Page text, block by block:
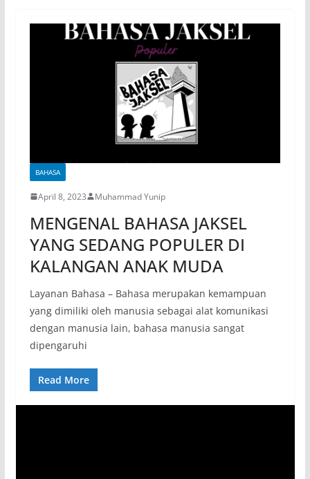
BAHASA
April 8, 2023 Muhammad Yunip
MENGENAL BAHASA JAKSEL
YANG SEDANG POPULER DI
KALANGAN ANAK MUDA
Layanan Bahasa – Bahasa merupakan kemampuan
yang dimiliki oleh manusia sebagai alat komunikasi
dengan manusia lain, bahasa manusia sangat
dipengaruhi
Read More